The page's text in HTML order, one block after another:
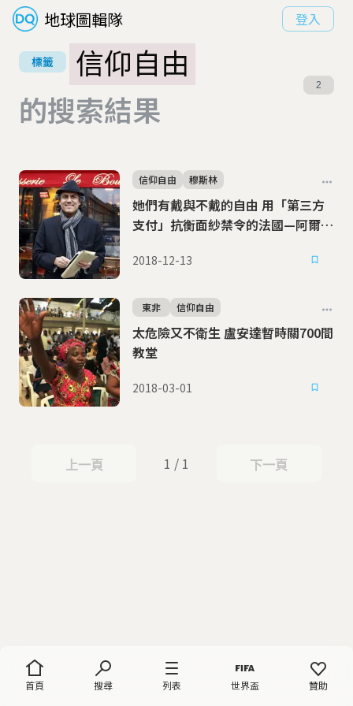
地球圖輯隊 登入
首頁 搜尋 列表 世界盃 贊助
標籤
信仰自由
的搜索結果
2
她們有戴與不戴的自由 用「第三方
支付」抗衡面紗禁令的法國—阿爾及
信仰自由 穆斯林
2018-12-13
太危險又不衛生 盧安達暫時關700間
教堂
東非 信仰自由
2018-03-01
上一頁
上一頁 1 / 1 下一頁
下一頁